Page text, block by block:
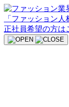
Skip
to
content
正社員希望の方は